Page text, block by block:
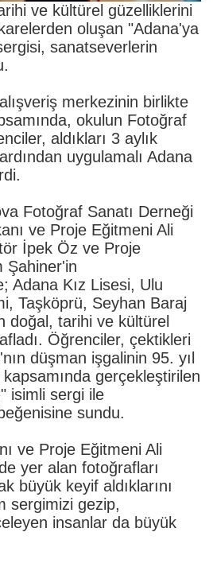
ve kültürel güzelliklerini
oluşan "Adana'ya
sanatseverlerin
merkezinin birlikte
okulun Fotoğraf
aldıkları 3 aylık
uygulamalı Adana
Fotoğraf Sanatı Derneği
ve Proje Eğitmeni Ali
İpek Öz ve Proje
Şahiner'in
Adana Kız Lisesi, Ulu
Taşköprü, Seyhan Baraj
doğal, tarihi ve kültürel
Öğrenciler, çektikleri
düşman işgalinin 95. yıl
gerçekleştirilen
isimli sergi ile
sundu.
ve Proje Eğitmeni Ali
yer alan fotoğrafları
büyük keyif aldıklarını
sergimizi gezip,
insanlar da büyük